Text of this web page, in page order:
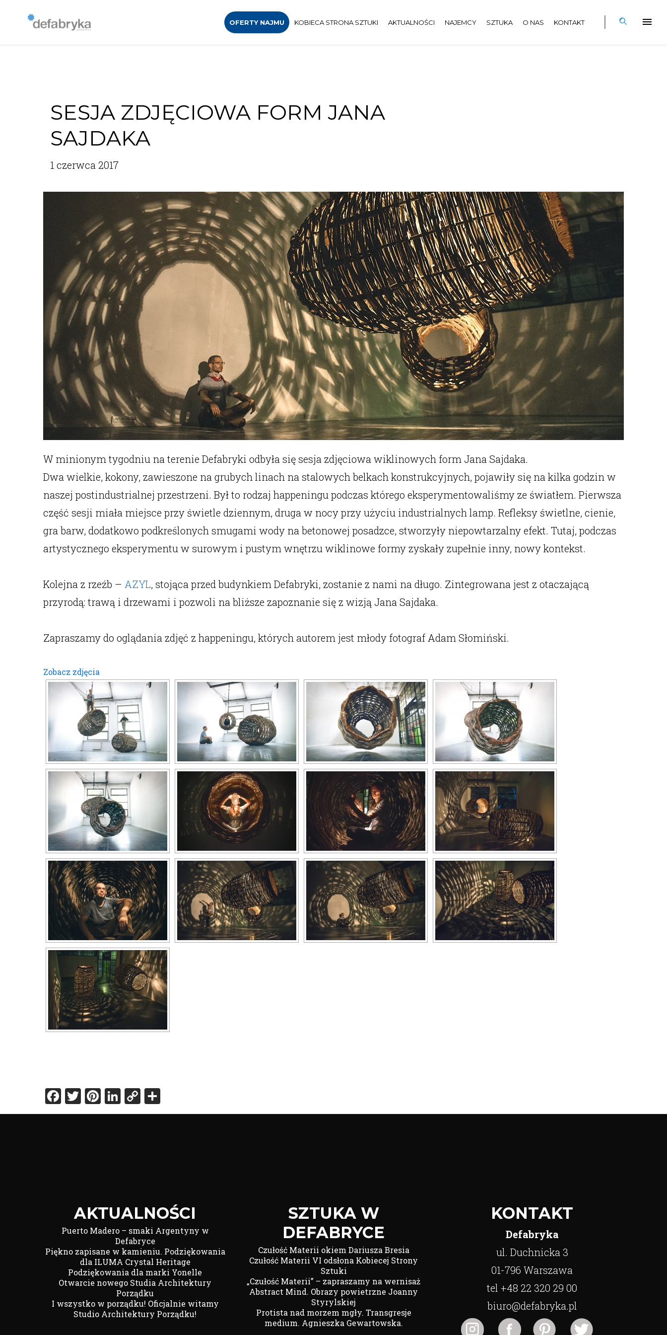
OFERTY NAJMU KOBIECA STRONA SZTUKI AKTUALNOŚCI NAJEMCY SZTUKA O NAS KONTAKT
SESJA ZDJĘCIOWA FORM JANA
SAJDAKA
1 czerwca 2017
W minionym tygodniu na terenie Defabryki odbyła się sesja zdjęciowa wiklinowych form Jana Sajdaka.
Dwa wielkie, kokony, zawieszone na grubych linach na stalowych belkach konstrukcyjnych, pojawiły się na kilka godzin w
naszej postindustrialnej przestrzeni. Był to rodzaj happeningu podczas którego eksperymentowaliśmy ze światłem. Pierwsza
część sesji miała miejsce przy świetle dziennym, druga w nocy przy użyciu industrialnych lamp. Refleksy świetlne, cienie,
gra barw, dodatkowo podkreślonych smugami wody na betonowej posadzce, stworzyły niepowtarzalny efekt. Tutaj, podczas
artystycznego eksperymentu w surowym i pustym wnętrzu wiklinowe formy zyskały zupełnie inny, nowy kontekst.
Kolejna z rzeźb – AZYL, stojąca przed budynkiem Defabryki, zostanie z nami na długo. Zintegrowana jest z otaczającą
przyrodą: trawą i drzewami i pozwoli na bliższe zapoznanie się z wizją Jana Sajdaka.
Zapraszamy do oglądania zdjęć z happeningu, których autorem jest młody fotograf Adam Słomiński.
Zobacz zdjęcia
Facebook
Twitter
Pinterest
LinkedIn
Copy
Link
AKTUALNOŚCI
Puerto Madero – smaki Argentyny w
Defabryce
Piękno zapisane w kamieniu. Podziękowania
dla ILUMA Crystal Heritage
Podziękowania dla marki Yonelle
Otwarcie nowego Studia Architektury
Porządku
I wszystko w porządku! Oficjalnie witamy
Studio Architektury Porządku!
SZTUKA W
DEFABRYCE
Czułość Materii okiem Dariusza Bresia
Czułość Materii VI odsłona Kobiecej Strony
Sztuki
„Czułość Materii” – zapraszamy na wernisaż
Abstract Mind. Obrazy powietrzne Joanny
Styrylskiej
Protista nad morzem mgły. Transgresje
medium. Agnieszka Gewartowska.
KONTAKT
Defabryka
ul. Duchnicka 3
01-796 Warszawa
tel +48 22 320 29 00
biuro@defabryka.pl